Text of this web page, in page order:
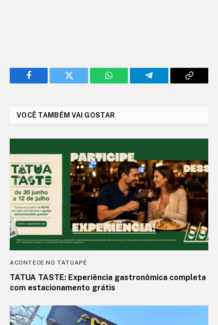
Facebook Twitter WhatsApp Telegram
Copy
VOCÊ TAMBÉM VAI GOSTAR
ACONTECE NO TATUAPÉ
TATUA TASTE: Experiência gastronômica completa
com estacionamento grátis